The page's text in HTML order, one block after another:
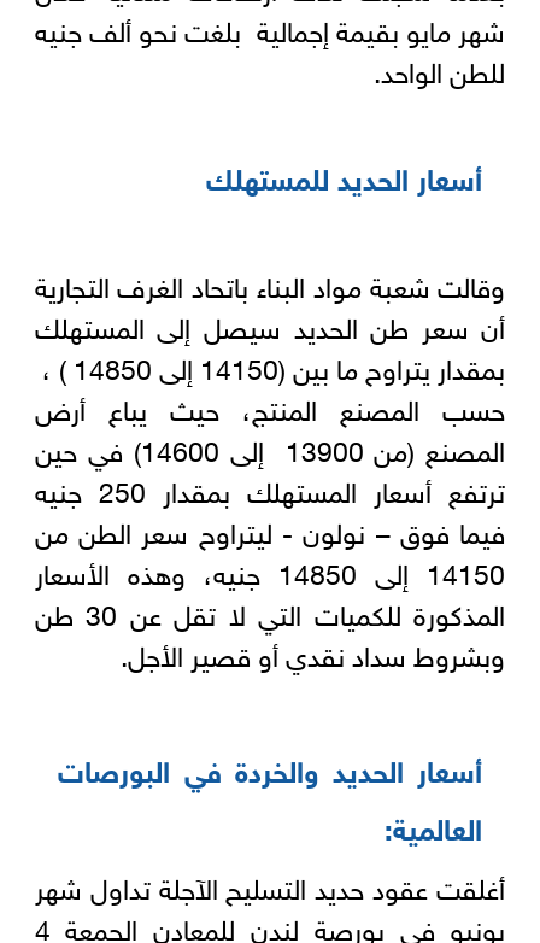
شهر مايو بقيمة إجمالية بلغت نحو ألف جنيه
للطن الواحد.
أسعار الحديد للمستهلك
وقالت شعبة مواد البناء باتحاد الغرف التجارية
أن سعر طن الحديد سيصل إلى المستهلك
بمقدار يتراوح ما بين (14150 إلى 14850 ) ،
حسب المصنع المنتج، حيث يباع أرض
المصنع (من 13900 إلى 14600) في حين
ترتفع أسعار المستهلك بمقدار 250 جنيه
فيما فوق – نولون - ليتراوح سعر الطن من
14150 إلى 14850 جنيه، وهذه الأسعار
المذكورة للكميات التي لا تقل عن 30 طن
وبشروط سداد نقدي أو قصير الأجل.
أسعار الحديد والخردة في البورصات
العالمية:
أغلقت عقود حديد التسليح الآجلة تداول شهر
يونيو في بورصة لندن للمعادن الجمعة 4